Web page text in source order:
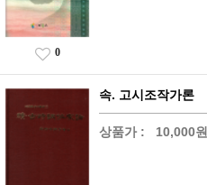
0
속. 고시조작가론
상품가 : 10,000원